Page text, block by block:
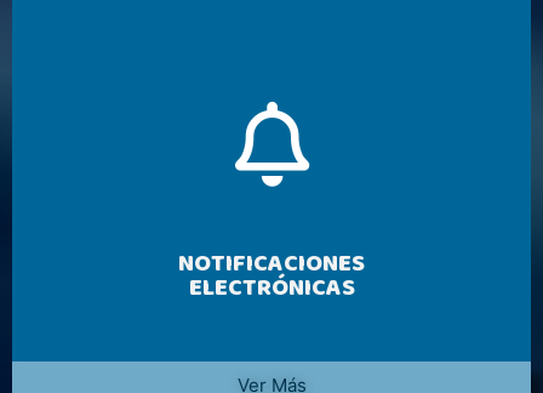
NOTIFICACIONES
ELECTRÓNICAS
Ver Más